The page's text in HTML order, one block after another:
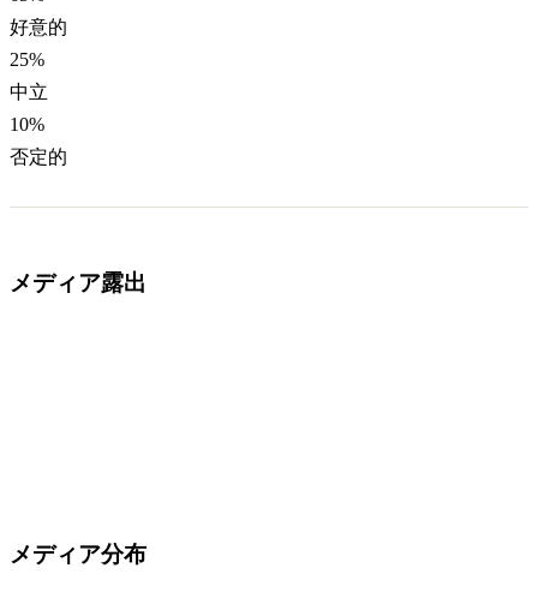
好意的
25%
中立
10%
否定的
メディア露出
メディア分布